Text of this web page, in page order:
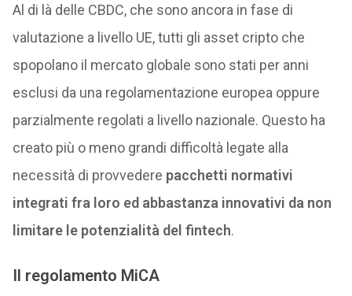
Al di là delle CBDC, che sono ancora in fase di
valutazione a livello UE, tutti gli asset cripto che
spopolano il mercato globale sono stati per anni
esclusi da una regolamentazione europea oppure
parzialmente regolati a livello nazionale. Questo ha
creato più o meno grandi difficoltà legate alla
necessità di provvedere pacchetti normativi
integrati fra loro ed abbastanza innovativi da non
limitare le potenzialità del fintech.
Il regolamento MiCA